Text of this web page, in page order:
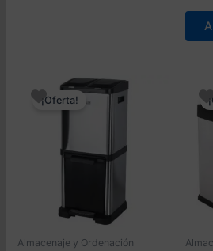
¡Oferta!
Almacenaje y Ordenación